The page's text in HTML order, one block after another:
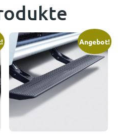
Angebot!